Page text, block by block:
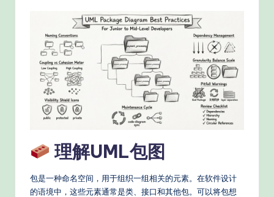
理解UML包图
包是一种命名空间，用于组织一组相关的元素。在软件设计
的语境中，这些元素通常是类、接口和其他包。可以将包想